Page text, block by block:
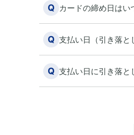
Q カードの締め日はい
Q 支払い日（引き落と
Q 支払い日に引き落と